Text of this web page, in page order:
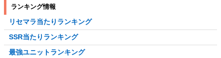
ランキング情報
リセマラ当たりランキング
SSR当たりランキング
最強ユニットランキング